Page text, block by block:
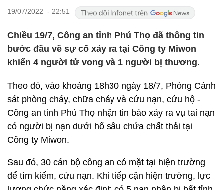
19/07/2022 - 22:51
Chiều 19/7, Công an tỉnh Phú Thọ đã thông tin
bước đầu về sự cố xảy ra tại Công ty Miwon
khiến 4 người tử vong và 1 người bị thương.
Theo đó, vào khoảng 18h30 ngày 18/7, Phòng Cảnh
sát phòng cháy, chữa cháy và cứu nạn, cứu hộ -
Công an tỉnh Phú Thọ nhận tin báo xảy ra vụ tai nạn
có người bị nạn dưới hố sâu chứa chất thải tại
Công ty Miwon.
Sau đó, 30 cán bộ công an có mặt tại hiện trường
để tìm kiếm, cứu nạn. Khi tiếp cận hiện trường, lực